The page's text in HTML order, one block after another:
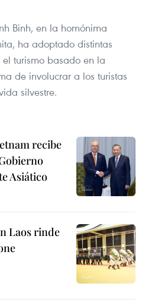
Binh, en la homónima
ha adoptado distintas
turismo basado en la
de involucrar a los turistas
silvestre.
recibe
Asiático
Laos rinde